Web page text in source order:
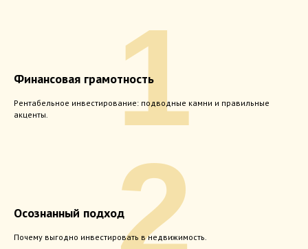
Финансовая грамотность
Рентабельное инвестирование: подводные камни и правильные
акценты.
1
Осознанный подход
Почему выгодно инвестировать в недвижимость.
2